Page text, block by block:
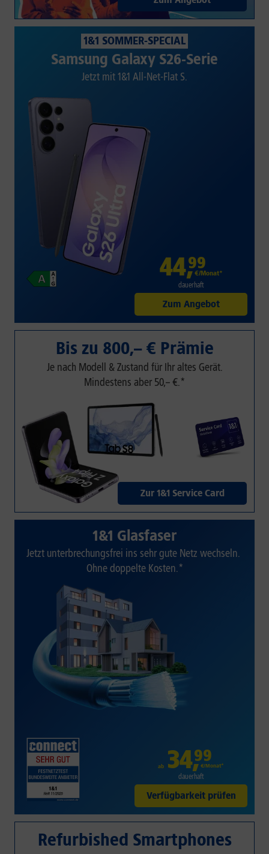
1&1 SOMMER-SPECIAL
Samsung Galaxy S26-Serie
Jetzt mit 1&1 All-Net-Flat S.
44,99
€/Monat*
dauerhaft
Zum Angebot
Bis zu 800,– € Prämie
Je nach Modell & Zustand für Ihr altes Gerät.
Mindestens aber 50,– €.*
Zur 1&1 Service Card
1&1 Glasfaser
Jetzt unterbrechungsfrei ins sehr gute Netz wechseln.
Ohne doppelte Kosten.*
ab 34,99
€/Monat*
dauerhaft
Verfügbarkeit prüfen
Refurbished Smartphones